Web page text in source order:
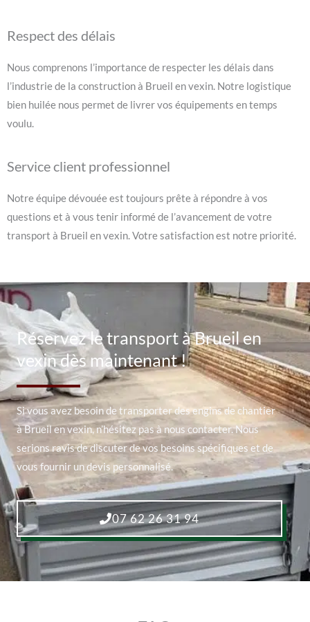
Respect des délais
Nous comprenons l’importance de respecter les délais dans
l’industrie de la construction à Brueil en vexin. Notre logistique
bien huilée nous permet de livrer vos équipements en temps
voulu.
Service client professionnel
Notre équipe dévouée est toujours prête à répondre à vos
questions et à vous tenir informé de l’avancement de votre
transport à Brueil en vexin. Votre satisfaction est notre priorité.
Réservez le transport à Brueil en
vexin dès maintenant !
Si vous avez besoin de transporter des engins de chantier
à Brueil en vexin, n’hésitez pas à nous contacter. Nous
serions ravis de discuter de vos besoins spécifiques et de
vous fournir un devis personnalisé.
07 62 26 31 94